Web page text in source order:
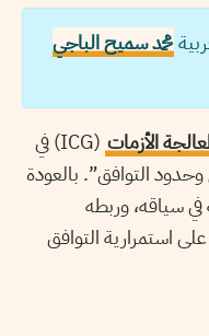
محمد سميح الباجي
الأزمات
(ICG) في
وحدود التوافق”. بالعودة
في سياقه، وربطه
على استمرارية التوافق